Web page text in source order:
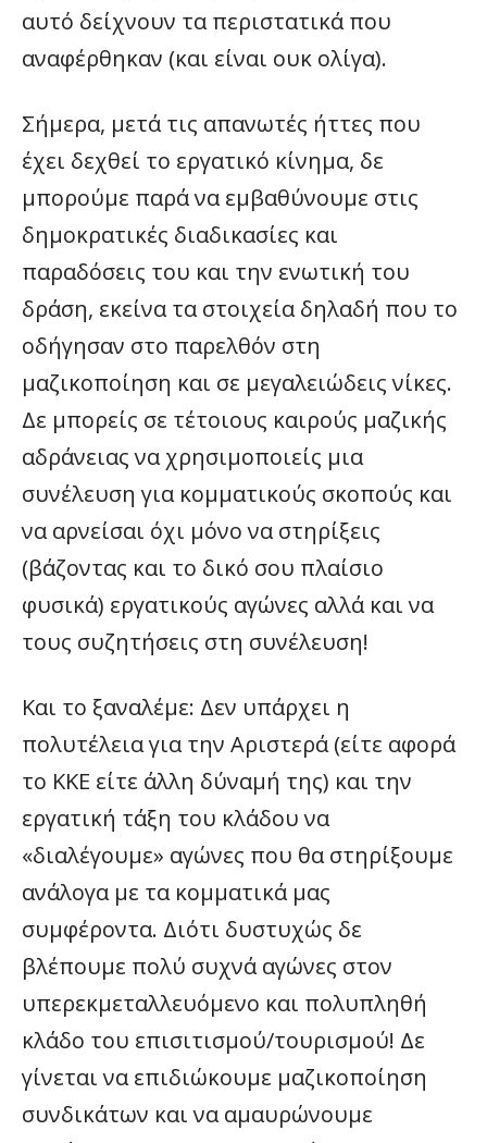
αυτό δείχνουν τα περιστατικά που
αναφέρθηκαν (και είναι ουκ ολίγα).
Σήμερα, μετά τις απανωτές ήττες που
έχει δεχθεί το εργατικό κίνημα, δε
μπορούμε παρά να εμβαθύνουμε στις
δημοκρατικές διαδικασίες και
παραδόσεις του και την ενωτική του
δράση, εκείνα τα στοιχεία δηλαδή που το
οδήγησαν στο παρελθόν στη
μαζικοποίηση και σε μεγαλειώδεις νίκες.
Δε μπορείς σε τέτοιους καιρούς μαζικής
αδράνειας να χρησιμοποιείς μια
συνέλευση για κομματικούς σκοπούς και
να αρνείσαι όχι μόνο να στηρίξεις
(βάζοντας και το δικό σου πλαίσιο
φυσικά) εργατικούς αγώνες αλλά και να
τους συζητήσεις στη συνέλευση!
Και το ξαναλέμε: Δεν υπάρχει η
πολυτέλεια για την Αριστερά (είτε αφορά
το ΚΚΕ είτε άλλη δύναμή της) και την
εργατική τάξη του κλάδου να
«διαλέγουμε» αγώνες που θα στηρίξουμε
ανάλογα με τα κομματικά μας
συμφέροντα. Διότι δυστυχώς δε
βλέπουμε πολύ συχνά αγώνες στον
υπερεκμεταλλευόμενο και πολυπληθή
κλάδο του επισιτισμού/τουρισμού! Δε
γίνεται να επιδιώκουμε μαζικοποίηση
συνδικάτων και να αμαυρώνουμε